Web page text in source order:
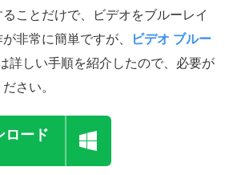
ことだけで、ビデオをブルーレイ
非常に簡単ですが、
ビデオ ブルー
詳しい手順を紹介したので、必要が
さい。
ロード